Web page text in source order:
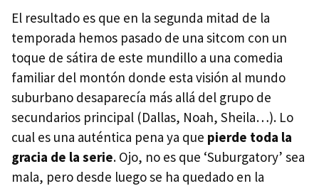
El resultado es que en la segunda mitad de la
temporada hemos pasado de una sitcom con un
toque de sátira de este mundillo a una comedia
familiar del montón donde esta visión al mundo
suburbano desaparecía más allá del grupo de
secundarios principal (Dallas, Noah, Sheila…). Lo
cual es una auténtica pena ya que pierde toda la
gracia de la serie. Ojo, no es que ‘Suburgatory’ sea
mala, pero desde luego se ha quedado en la